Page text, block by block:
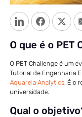
LinkedInFacebook
O que é o PET
O PET Challenge é um
Tutorial de Engenharia
Aquarela Analytics. É o
universidade.
Qual o